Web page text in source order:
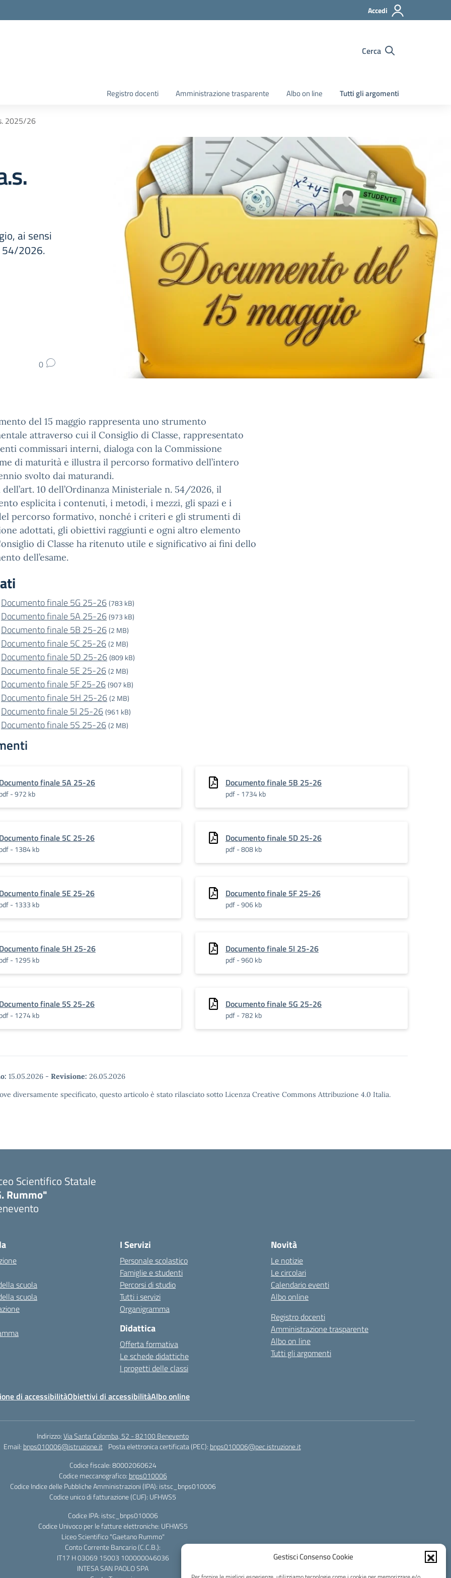
Gestisci Consenso Cookie
Accedi
Cerca
Registro docenti Amministrazione trasparente Albo on line Tutti gli argomenti
2025/26
ai sensi
54/2026.
0
del 15 maggio rappresenta uno strumento
attraverso cui il Consiglio di Classe, rappresentato
commissari interni, dialoga con la Commissione
di maturità e illustra il percorso formativo dell’intero
svolto dai maturandi.
dell’art. 10 dell’Ordinanza Ministeriale n. 54/2026, il
esplicita i contenuti, i metodi, i mezzi, gli spazi e i
percorso formativo, nonché i criteri e gli strumenti di
adottati, gli obiettivi raggiunti e ogni altro elemento
di Classe ha ritenuto utile e significativo ai fini dello
dell’esame.
Documento finale 5G 25-26(783 kB)
Documento finale 5A 25-26(973 kB)
Documento finale 5B 25-26(2 MB)
Documento finale 5C 25-26(2 MB)
Documento finale 5D 25-26(809 kB)
Documento finale 5E 25-26(2 MB)
Documento finale 5F 25-26(907 kB)
Documento finale 5H 25-26(2 MB)
Documento finale 5I 25-26(961 kB)
Documento finale 5S 25-26(2 MB)
finale 5A 25-26
- 972 kb
Documento finale 5B 25-26
pdf - 1734 kb
finale 5C 25-26
- 1384 kb
Documento finale 5D 25-26
pdf - 808 kb
finale 5E 25-26
- 1333 kb
Documento finale 5F 25-26
pdf - 906 kb
finale 5H 25-26
- 1295 kb
Documento finale 5I 25-26
pdf - 960 kb
finale 5S 25-26
- 1274 kb
Documento finale 5G 25-26
pdf - 782 kb
15.05.2026 - Revisione: 26.05.2026
diversamente specificato, questo articolo è stato rilasciato sotto Licenza Creative Commons Attribuzione 4.0 Italia.
Scientifico Statale
Rummo"
scuola
scuola
I Servizi
Personale scolastico
Famiglie e studenti
Percorsi di studio
Tutti i servizi
Organigramma
Didattica
Offerta formativa
Le schede didattiche
I progetti delle classi
Novità
Le notizie
Le circolari
Calendario eventi
Albo online
Registro docenti
Amministrazione trasparente
Albo on line
Tutti gli argomenti
di accessibilitàObiettivi di accessibilitàAlbo online
Indirizzo:Via Santa Colomba, 52 - 82100 Benevento
Email: bnps010006@istruzione.it Posta elettronica certificata (PEC): bnps010006@pec.istruzione.it
Codice fiscale: 80002060624
Codice meccanografico: bnps010006
Codice Indice delle Pubbliche Amministrazioni (IPA): istsc_bnps010006
Codice unico di fatturazione (CUF): UFHWS5
Codice IPA: istsc_bnps010006
Codice Univoco per le fatture elettroniche: UFHWS5
Liceo Scientifico "Gaetano Rummo"
Conto Corrente Bancario (C.C.B.):
IT17 H 03069 15003 100000046036
INTESA SAN PAOLO SPA